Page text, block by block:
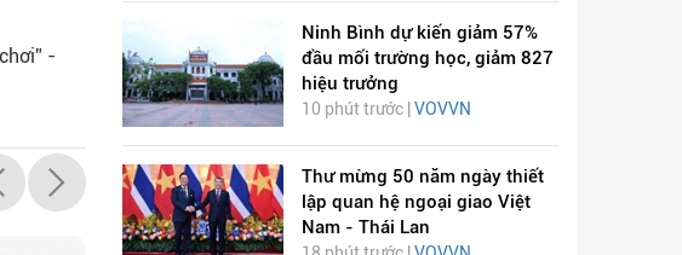
-
Ninh Bình dự kiến giảm 57%
đầu mối trường học, giảm 827
hiệu trưởng
10 phút trước | VOVVN
Thư mừng 50 năm ngày thiết
lập quan hệ ngoại giao Việt
Nam - Thái Lan